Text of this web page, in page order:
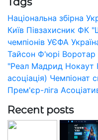
Національна збірна
Київ Півзахисник ФК
чемпіонів УЄФА
Тайсон Ф'юрі Воротар
"Реал Мадрид Нокаут
асоціація) Чемпіонат
Прем'єр-ліга
Recent posts